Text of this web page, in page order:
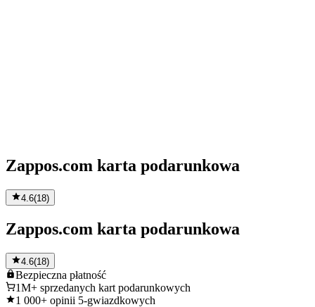
Zappos.com karta podarunkowa
4.6(18)
Zappos.com karta podarunkowa
4.6(18)
Bezpieczna płatność
1M+ sprzedanych kart podarunkowych
1 000+ opinii 5-gwiazdkowych